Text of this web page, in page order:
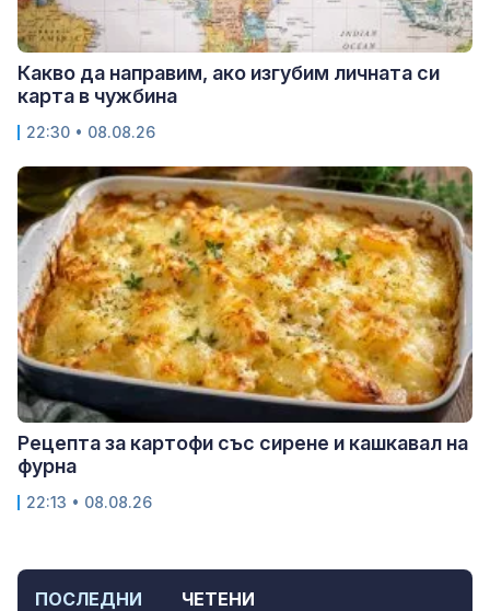
ПОСЛЕДНИ ЧЕТЕНИ
Какво да направим, ако изгубим личната си
карта в чужбина
22:30 • 08.08.26
Рецепта за картофи със сирене и кашкавал на
фурна
22:13 • 08.08.26